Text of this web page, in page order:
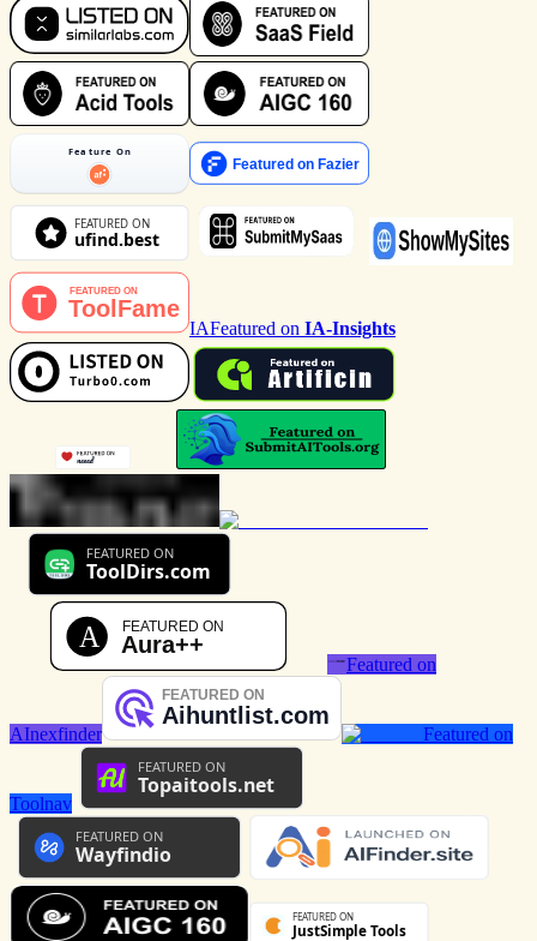
IAFeatured on IA-Insights
Featured on
AInexfinder Featured on
Toolnav